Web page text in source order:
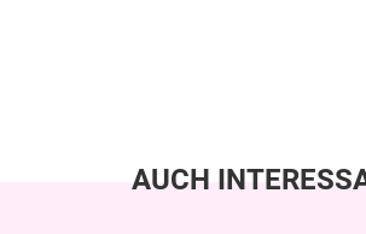
AUCH